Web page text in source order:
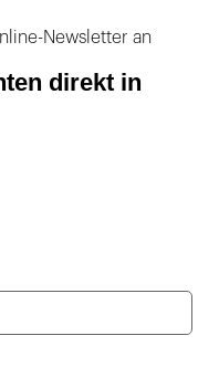
Newsletter an
direkt in